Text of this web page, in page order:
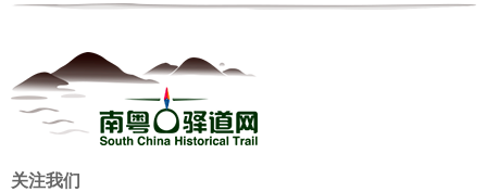
关注我们